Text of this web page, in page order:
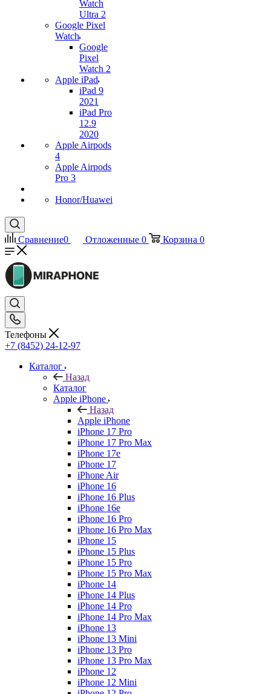
Watch
Ultra 2
Google Pixel
Watch
Google
Pixel
Watch 2
Apple iPad
iPad 9
2021
iPad Pro
12.9
2020
Apple Airpods
4
Apple Airpods
Pro 3
Honor/Huawei
Сравнение0 Отложенные 0 Корзина 0
Телефоны
+7 (8452) 24-12-97
Каталог
Назад
Каталог
Apple iPhone
Назад
Apple iPhone
iPhone 17 Pro
iPhone 17 Pro Max
iPhone 17e
iPhone 17
iPhone Air
iPhone 16
iPhone 16 Plus
iPhone 16e
iPhone 16 Pro
iPhone 16 Pro Max
iPhone 15
iPhone 15 Plus
iPhone 15 Pro
iPhone 15 Pro Max
iPhone 14
iPhone 14 Plus
iPhone 14 Pro
iPhone 14 Pro Max
iPhone 13
iPhone 13 Mini
iPhone 13 Pro
iPhone 13 Pro Max
iPhone 12
iPhone 12 Mini